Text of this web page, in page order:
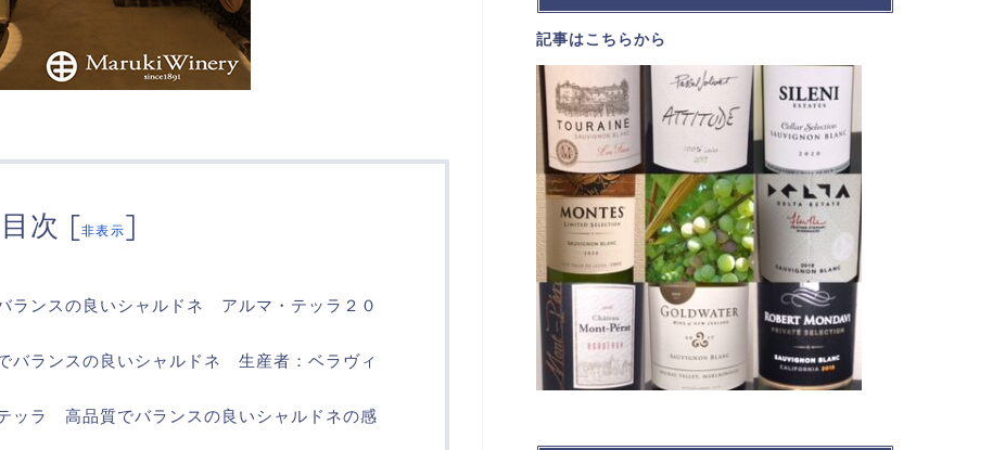
目次 [非表示]
ランスの良いシャルドネ アルマ・テッラ２０
バランスの良いシャルドネ 生産者：ベラヴィ
ッラ 高品質でバランスの良いシャルドネの感
記事はこちらから